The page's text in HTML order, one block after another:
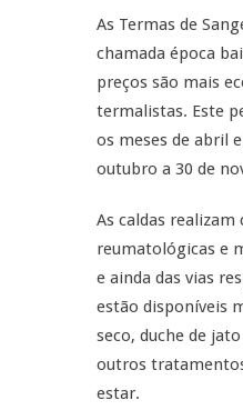
As Termas de
chamada época
preços são mais
termalistas. Este
os meses de abril
outubro a 30 de
As caldas realizam
reumatológicas e
e ainda das vias
estão disponíveis
seco, duche de
outros
estar.